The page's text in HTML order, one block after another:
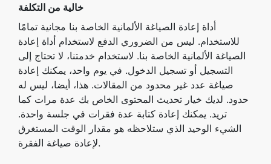
خالية من التكلفة
أداة إعادة الصياغة الألمانية الخاصة بنا مجانية تمامًا
للاستخدام. ليس من الضروري الدفع لاستخدام أداة إعادة
الصياغة الألمانية الخاصة بنا. لاستخدام خدمتنا، لا تحتاج إلى
التسجيل أو تسجيل الدخول. في يوم واحد، يمكنك إعادة
صياغة عدد غير محدود من المقالات. هذا، أيضا، ليس له
حدود. لديك خيار تحديث المحتوى الخاص بك عدة مرات كما
تريد. يمكنك إعادة كتابة عدة فقرات في جلسة واحدة.
الشيء الوحيد الذي ستلاحظه هو مقدار الوقت المستغرق
لإعادة صياغة الفقرة.